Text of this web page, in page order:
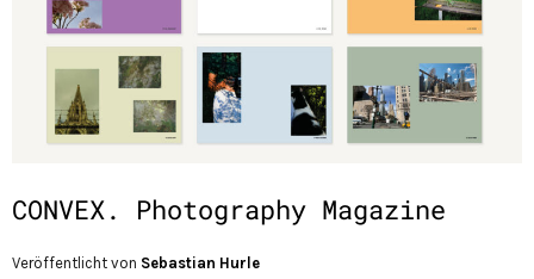
CONVEX. Photography Magazine
Veröffentlicht von Sebastian Hurle